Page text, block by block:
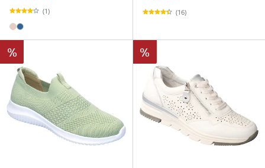
(1) (16)
% %